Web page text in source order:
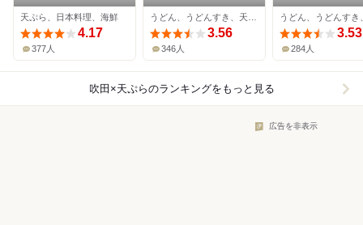
天ぷら、日本料理、海鮮
4.17
377人
3.56
346人
3.53
284人
吹田×天ぷらのランキングをもっと見る
広告を非表示